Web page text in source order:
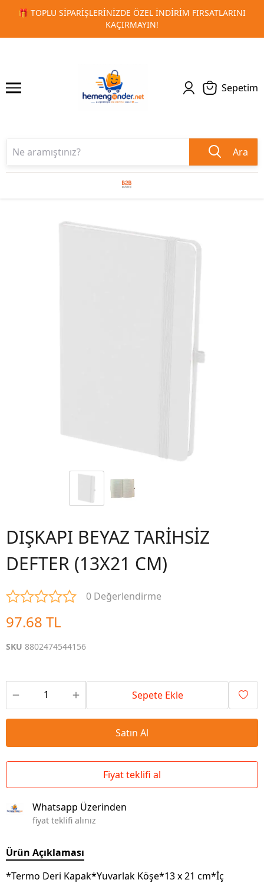
🚀 KURUMSAL PROMOSYON VE MATBAA
1 2
Sepetim
Ara
DIŞKAPI BEYAZ TARİHSİZ
DEFTER (13X21 CM)
0 Değerlendirme
97.68 TL
SKU 8802474544156
Sepete Ekle
Satın Al
Fiyat teklifi al
Whatsapp Üzerinden
fiyat teklifi alınız
Ürün Açıklaması
*Termo Deri Kapak*Yuvarlak Köşe*13 x 21 cm*İç